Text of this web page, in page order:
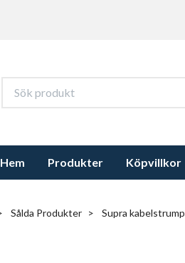
Hem Produkter Köpvillkor
Sålda Produkter Supra